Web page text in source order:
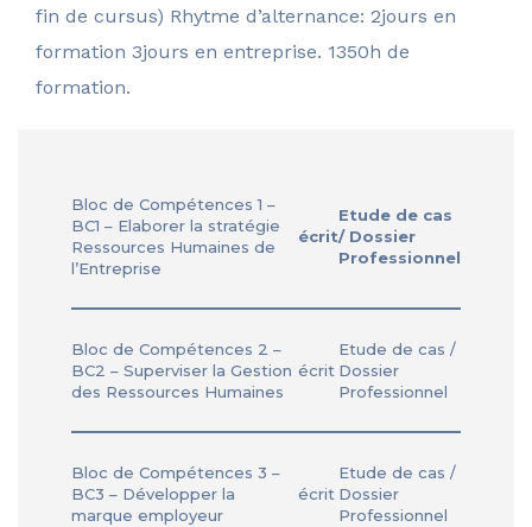
fin de cursus) Rhytme d’alternance: 2jours en
formation 3jours en entreprise. 1350h de
formation.
Bloc de Compétences 1 –
BC1 – Elaborer la stratégie
Ressources Humaines de
l’Entreprise
écrit
Etude de cas
/ Dossier
Professionnel
Bloc de Compétences 2 –
BC2 – Superviser la Gestion
des Ressources Humaines
écrit
Etude de cas /
Dossier
Professionnel
Bloc de Compétences 3 –
BC3 – Développer la
marque employeur
écrit
Etude de cas /
Dossier
Professionnel